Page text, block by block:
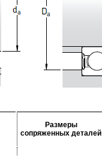
Размеры
сопряженных деталей